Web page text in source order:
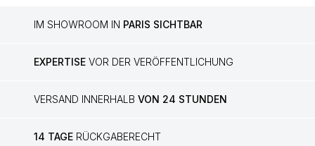
IM SHOWROOM IN PARIS SICHTBAR
EXPERTISE VOR DER VERÖFFENTLICHUNG
VERSAND INNERHALB VON 24 STUNDEN
14 TAGE RÜCKGABERECHT